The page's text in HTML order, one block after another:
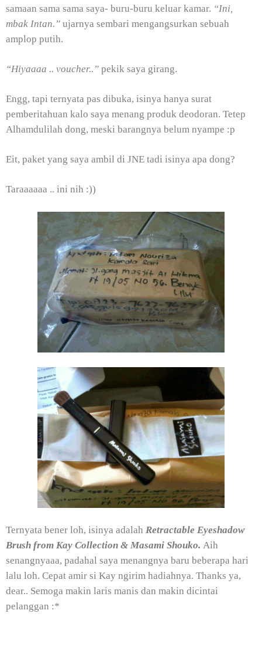
samaan sama sama saya- buru-buru keluar kamar. “Ini,
mbak Intan.” ujarnya sembari mengangsurkan sebuah
amplop putih.
“Hiyaaaa .. voucher..” pekik saya girang.
Engg, tapi ternyata pas dibuka, isinya hanya surat
pemberitahuan kalo saya menang produk deodoran. Tetep
Alhamdulilah dong, meski barangnya belum nyampe :p
Eit, paket yang saya ambil di JNE tadi isinya apa dong?
Taraaaaaa .. ini nih :))
Ternyata bener loh, isinya adalah Retractable Eyeshadow
Brush from Kay Collection & Masami Shouko. Aih
senangnyaaa, padahal saya menangnya baru beberapa hari
lalu loh. Cepat amir si Kay ngirim hadiahnya. Thanks ya,
dear.. Semoga makin laris manis dan makin dicintai
pelanggan :*